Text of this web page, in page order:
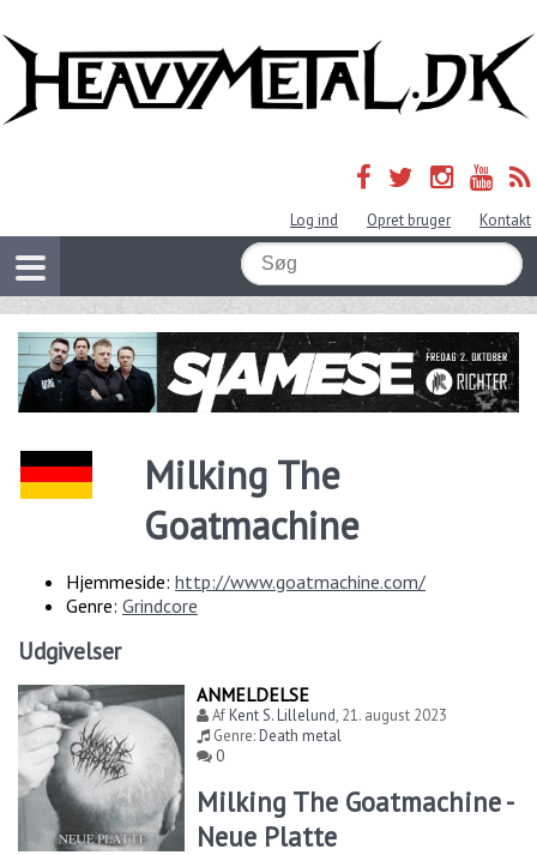
Log ind Opret bruger Kontakt
Milking The
Goatmachine
Hjemmeside: http://www.goatmachine.com/
Genre: Grindcore
Udgivelser
ANMELDELSE
AfKent S. Lillelund, 21. august 2023
Genre:Death metal
0
Milking The Goatmachine -
Neue Platte